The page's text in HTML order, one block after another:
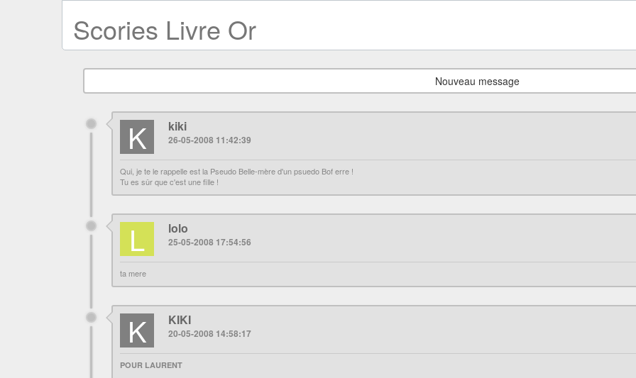
Scories Livre Or
Nouveau message
K kiki
26-05-2008 11:42:39
Qui, je te le rappelle est la Pseudo Belle-mère d'un psuedo Bof erre !
Tu es sûr que c'est une fille !
L lolo
25-05-2008 17:54:56
ta mere
K KIKI
20-05-2008 14:58:17
POUR LAURENT